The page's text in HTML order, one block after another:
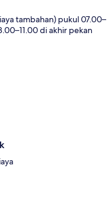
tambahan) pukul 07.00–
di akhir pekan